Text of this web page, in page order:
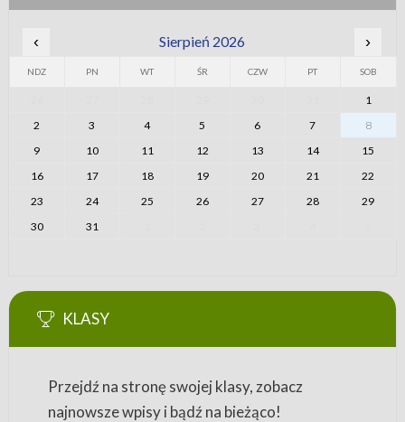
‹ Sierpień 2026 ›
NDZ PN WT ŚR CZW PT SOB
1
2
3 4 5 6 7
8
9
10 11 12 13 14
15
16
17 18 19 20 21
22
23
24 25 26 27 28
29
30
31
KLASY
Przejdź na stronę swojej klasy, zobacz
najnowsze wpisy i bądź na bieżąco!